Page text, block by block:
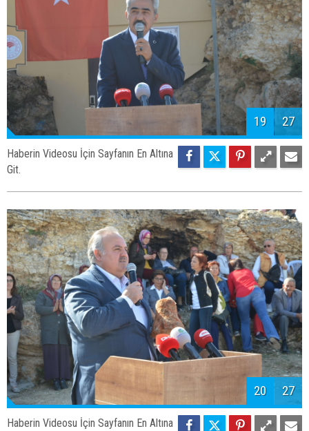
19 27
Haberin Videosu İçin Sayfanın En Altına
Git.
20 27
Haberin Videosu İçin Sayfanın En Altına